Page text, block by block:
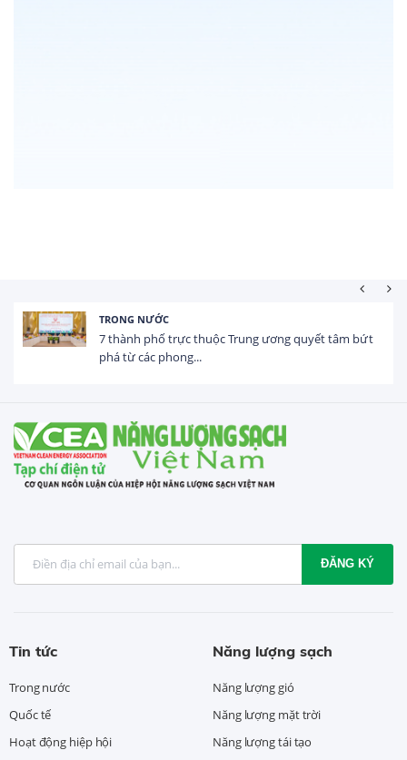
TRONG NƯỚC
7 thành phố trực thuộc Trung ương quyết tâm bứt
phá từ các phong...
ĐĂNG KÝ
Tin tức
Trong nước
Quốc tế
Hoạt động hiệp hội
Năng lượng sạch
Năng lượng gió
Năng lượng mặt trời
Năng lượng tái tạo